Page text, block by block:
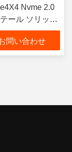
Nvme 2.0
ール ソリッド
ィスク SSD
問い合わせ